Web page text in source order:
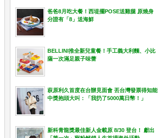
爸爸8月吃大餐！西堤擺POSE送雞腿 原燒身
分證有「8」送海鮮
BELLINI推全新兒童餐！手工義大利麵、小比
薩一次滿足親子味蕾
萩原利久首度在台辦見面會 丟台灣發票得知能
中獎抱頭大叫：「我扔了5000萬日幣！」
新科青龍獎最佳新人金載原 8/30 登台！ 獻出